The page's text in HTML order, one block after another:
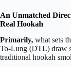
An Unmatched
Real Hookah
Primarily, what sets
To-Lung (DTL) draw
traditional hookah